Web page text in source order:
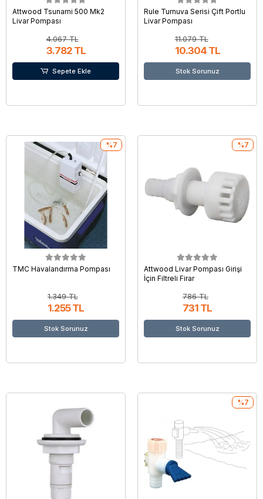
Attwood Tsunami 500 Mk2
Livar Pompası
4.067 TL
3.782 TL
Sepete Ekle
Rule Turnuva Serisi Çift Portlu
Livar Pompası
11.079 TL
10.304 TL
Stok Sorunuz
TMC Havalandırma Pompası
1.349 TL
1.255 TL
%7
Stok Sorunuz
Attwood Livar Pompası Girişi
İçin Filtreli Firar
786 TL
731 TL
%7
Stok Sorunuz
%7